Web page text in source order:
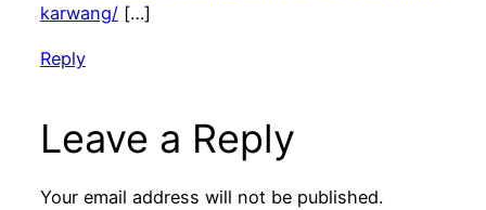
karwang/[…]
Reply
Leave a Reply
Your email address will not be published.